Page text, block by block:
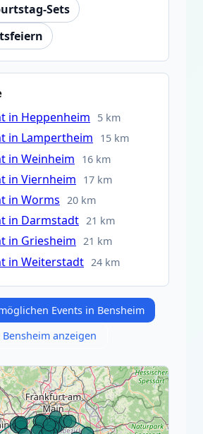
Sets
in Heppenheim 5 km
in Lampertheim 15 km
in Weinheim 16 km
in Viernheim 17 km
in Worms 20 km
in Darmstadt 21 km
in Griesheim 21 km
in Weiterstadt 24 km
Events in Bensheim
anzeigen